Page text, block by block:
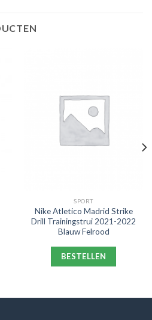
SPORT
Nike Atletico Madrid Strike
Drill Trainingstrui 2021-2022
Blauw Felrood
BESTELLEN